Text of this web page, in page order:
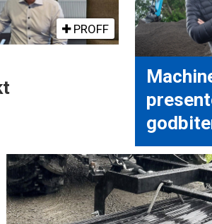
PROFF